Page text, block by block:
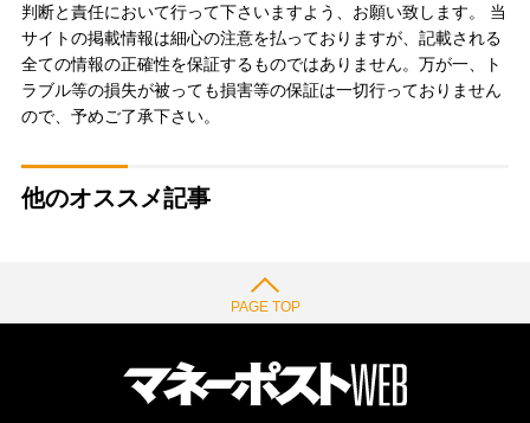
判断と責任において行って下さいますよう、お願い致します。 当
サイトの掲載情報は細心の注意を払っておりますが、記載される
全ての情報の正確性を保証するものではありません。万が一、ト
ラブル等の損失が被っても損害等の保証は一切行っておりません
ので、予めご了承下さい。
他のオススメ記事
PAGE TOP